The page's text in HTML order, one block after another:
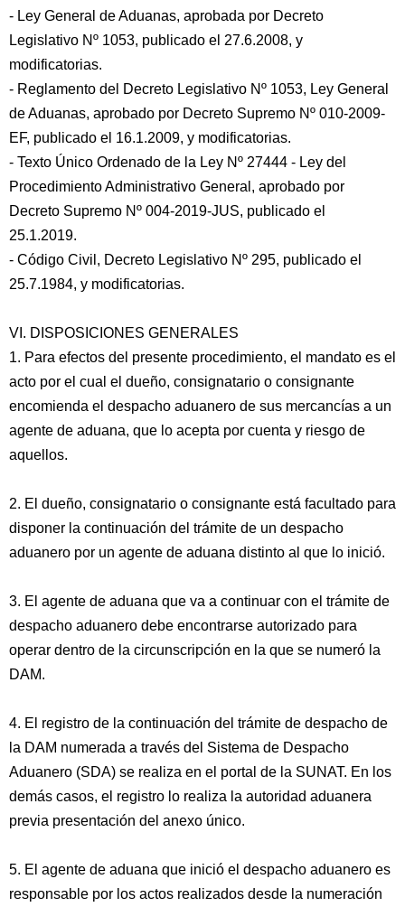
- Ley General de Aduanas, aprobada por Decreto
Legislativo Nº 1053, publicado el 27.6.2008, y
modificatorias.
- Reglamento del Decreto Legislativo Nº 1053, Ley General
de Aduanas, aprobado por Decreto Supremo Nº 010-2009-
EF, publicado el 16.1.2009, y modificatorias.
- Texto Único Ordenado de la Ley Nº 27444 - Ley del
Procedimiento Administrativo General, aprobado por
Decreto Supremo Nº 004-2019-JUS, publicado el
25.1.2019.
- Código Civil, Decreto Legislativo Nº 295, publicado el
25.7.1984, y modificatorias.
VI. DISPOSICIONES GENERALES
1. Para efectos del presente procedimiento, el mandato es el
acto por el cual el dueño, consignatario o consignante
encomienda el despacho aduanero de sus mercancías a un
agente de aduana, que lo acepta por cuenta y riesgo de
aquellos.
2. El dueño, consignatario o consignante está facultado para
disponer la continuación del trámite de un despacho
aduanero por un agente de aduana distinto al que lo inició.
3. El agente de aduana que va a continuar con el trámite de
despacho aduanero debe encontrarse autorizado para
operar dentro de la circunscripción en la que se numeró la
DAM.
4. El registro de la continuación del trámite de despacho de
la DAM numerada a través del Sistema de Despacho
Aduanero (SDA) se realiza en el portal de la SUNAT. En los
demás casos, el registro lo realiza la autoridad aduanera
previa presentación del anexo único.
5. El agente de aduana que inició el despacho aduanero es
responsable por los actos realizados desde la numeración